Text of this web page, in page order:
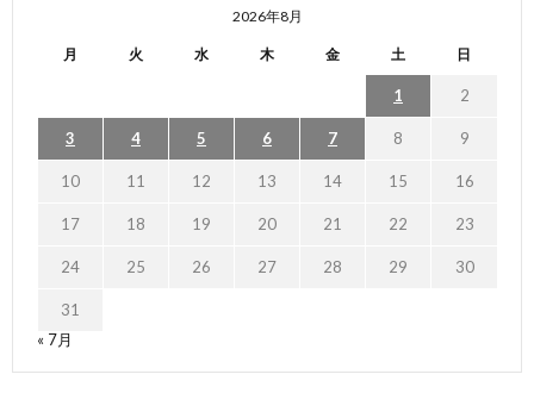
2026年8月
月 火 水 木 金 土 日
1 2
3 4 5 6 7 8 9
10 11 12 13 14 15 16
17 18 19 20 21 22 23
24 25 26 27 28 29 30
31
« 7月